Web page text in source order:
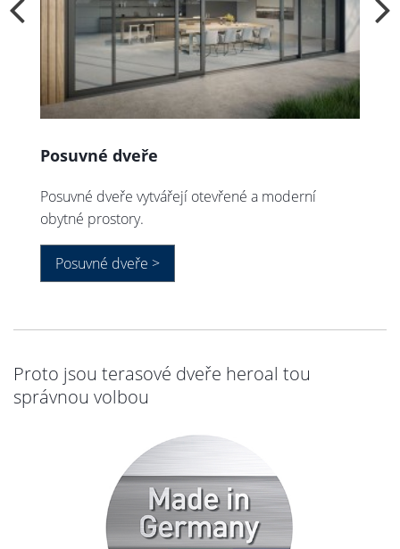
Posuvné dveře
Posuvné dveře vytvářejí otevřené a moderní
obytné prostory.
Posuvné dveře >
Proto jsou terasové dveře heroal tou
správnou volbou